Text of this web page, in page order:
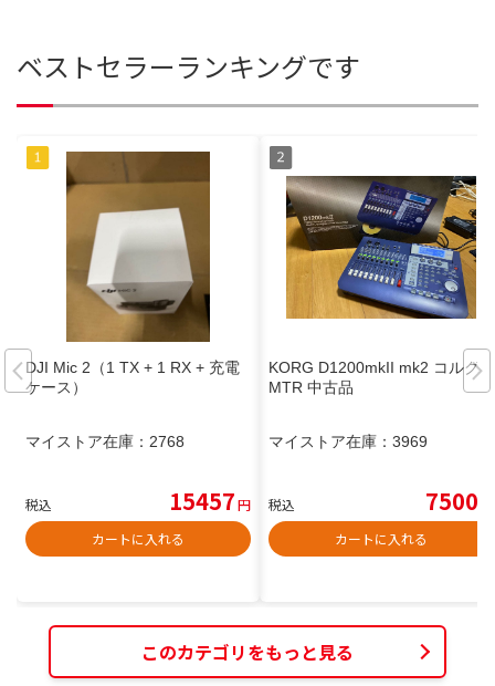
ベストセラーランキングです
DJI Mic 2（1 TX + 1 RX + 充電
ケース）
マイストア在庫： 2768
税込 15457円
カートに入れる
KORG D1200mkII mk2 コルグ
MTR 中古品
マイストア在庫： 3969
税込 7500
カートに入れる
このカテゴリをもっと見る